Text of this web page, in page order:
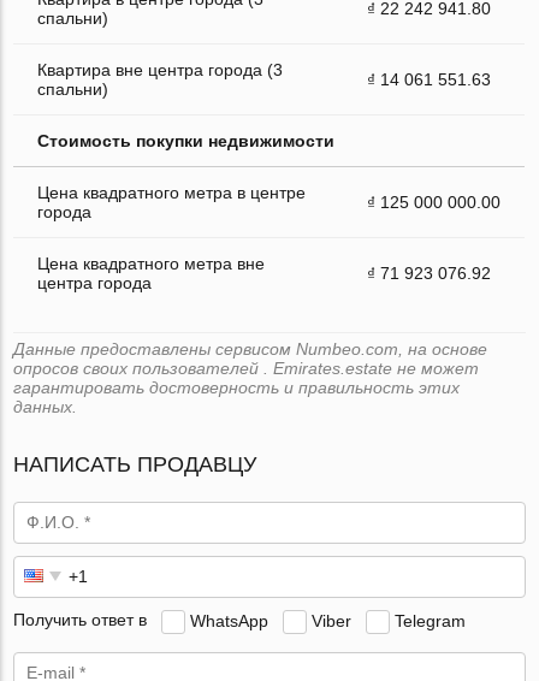
спальни)
₫ 22 242 941.80
Квартира вне центра города (3
спальни)
₫ 14 061 551.63
Стоимость покупки недвижимости
Цена квадратного метра в центре
города
₫ 125 000 000.00
Цена квадратного метра вне
центра города
₫ 71 923 076.92
Данные предоставлены сервисом Numbeo.com, на основе
опросов своих пользователей . Emirates.estate не может
гарантировать достоверность и правильность этих
данных.
НАПИСАТЬ ПРОДАВЦУ
Получить ответ в WhatsApp Viber Telegram